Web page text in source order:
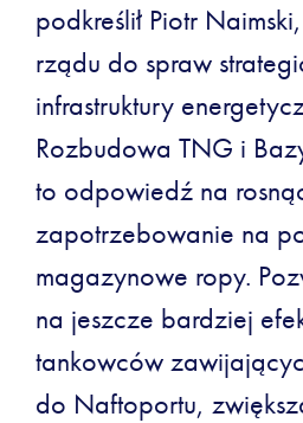
podkreślił Piotr
rządu do spraw
infrastruktury
Rozbudowa TNG i
to odpowiedź na
zapotrzebowanie na
magazynowe ropy.
na jeszcze bardziej
tankowców
do Naftoportu,